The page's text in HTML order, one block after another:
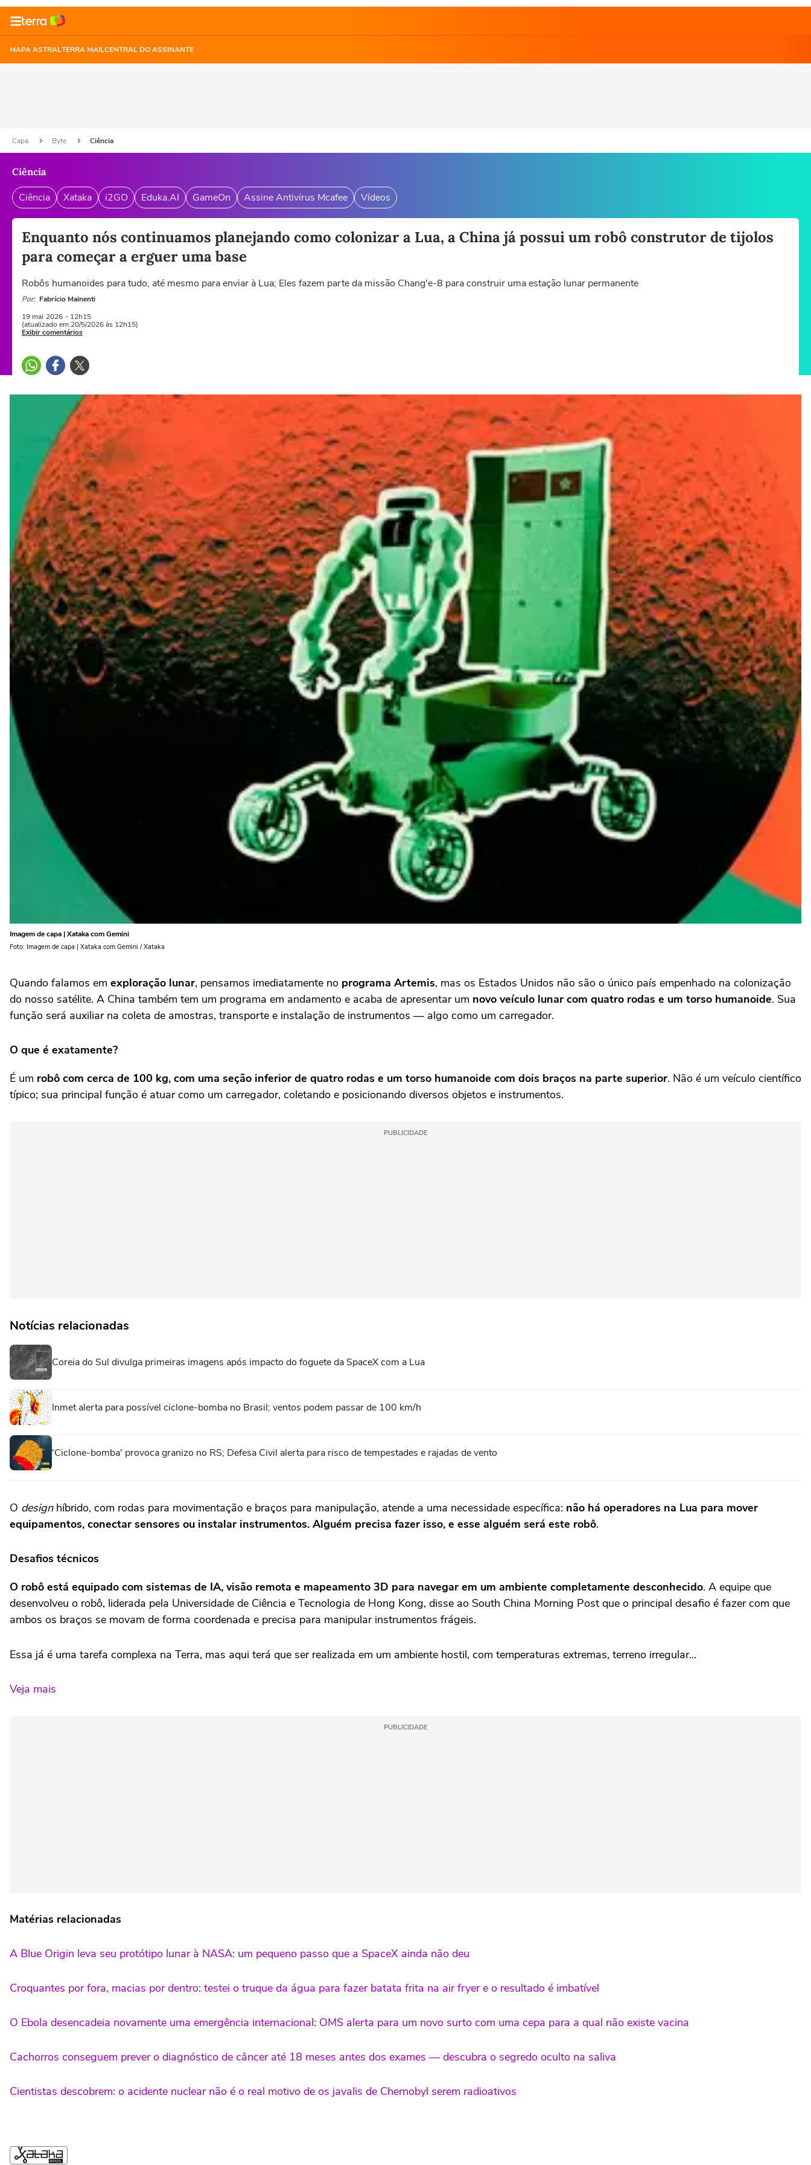
MAPA ASTRALTERRA MAILCENTRAL DO ASSINANTE
Capa Byte Ciência
Ciência
Ciência Xataka i2GO Eduka.AI GameOn Assine Antivírus Mcafee Vídeos
Enquanto nós continuamos planejando como colonizar a Lua, a China já possui um robô construtor de tijolos
para começar a erguer uma base
Robôs humanoides para tudo, até mesmo para enviar à Lua; Eles fazem parte da missão Chang'e-8 para construir uma estação lunar permanente
Por: Fabrício Mainenti
19 mai 2026 - 12h15
(atualizado em 20/5/2026 às 12h15)
Exibir comentários
Imagem de capa | Xataka com Gemini
Foto: Imagem de capa | Xataka com Gemini / Xataka
Quando falamos em exploração lunar, pensamos imediatamente no programa Artemis, mas os Estados Unidos não são o único país empenhado na colonização
do nosso satélite. A China também tem um programa em andamento e acaba de apresentar um novo veículo lunar com quatro rodas e um torso humanoide. Sua
função será auxiliar na coleta de amostras, transporte e instalação de instrumentos — algo como um carregador.
O que é exatamente?
É um robô com cerca de 100 kg, com uma seção inferior de quatro rodas e um torso humanoide com dois braços na parte superior. Não é um veículo científico
típico; sua principal função é atuar como um carregador, coletando e posicionando diversos objetos e instrumentos.
PUBLICIDADE
Notícias relacionadas
Coreia do Sul divulga primeiras imagens após impacto do foguete da SpaceX com a Lua
Inmet alerta para possível ciclone-bomba no Brasil; ventos podem passar de 100 km/h
'Ciclone-bomba' provoca granizo no RS; Defesa Civil alerta para risco de tempestades e rajadas de vento
O design híbrido, com rodas para movimentação e braços para manipulação, atende a uma necessidade específica: não há operadores na Lua para mover
equipamentos, conectar sensores ou instalar instrumentos. Alguém precisa fazer isso, e esse alguém será este robô.
Desafios técnicos
O robô está equipado com sistemas de IA, visão remota e mapeamento 3D para navegar em um ambiente completamente desconhecido. A equipe que
desenvolveu o robô, liderada pela Universidade de Ciência e Tecnologia de Hong Kong, disse ao South China Morning Post que o principal desafio é fazer com que
ambos os braços se movam de forma coordenada e precisa para manipular instrumentos frágeis.
Essa já é uma tarefa complexa na Terra, mas aqui terá que ser realizada em um ambiente hostil, com temperaturas extremas, terreno irregular...
Veja mais
PUBLICIDADE
Matérias relacionadas
A Blue Origin leva seu protótipo lunar à NASA: um pequeno passo que a SpaceX ainda não deu
Croquantes por fora, macias por dentro: testei o truque da água para fazer batata frita na air fryer e o resultado é imbatível
O Ebola desencadeia novamente uma emergência internacional: OMS alerta para um novo surto com uma cepa para a qual não existe vacina
Cachorros conseguem prever o diagnóstico de câncer até 18 meses antes dos exames — descubra o segredo oculto na saliva
Cientistas descobrem: o acidente nuclear não é o real motivo de os javalis de Chernobyl serem radioativos